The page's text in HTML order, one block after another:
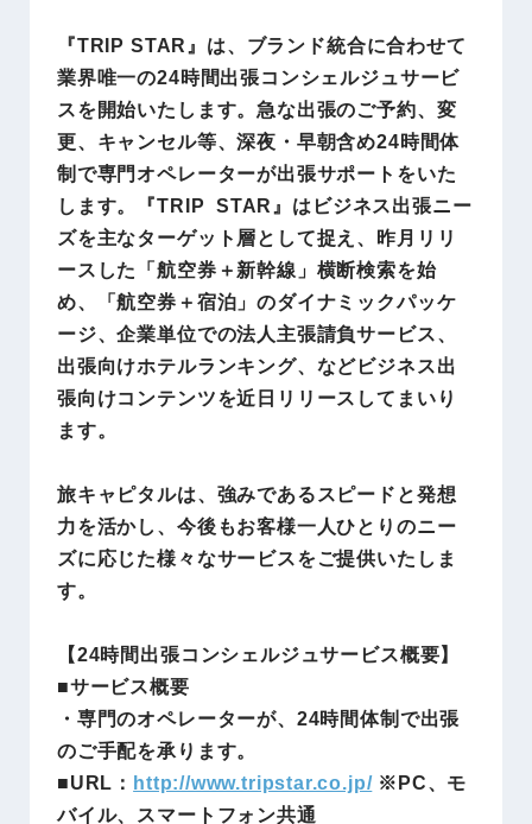
『TRIP STAR』は、ブランド統合に合わせて
業界唯一の24時間出張コンシェルジュサービ
スを開始いたします。急な出張のご予約、変
更、キャンセル等、深夜・早朝含め24時間体
制で専門オペレーターが出張サポートをいた
します。『TRIP STAR』はビジネス出張ニー
ズを主なターゲット層として捉え、昨月リリ
ースした「航空券＋新幹線」横断検索を始
め、「航空券＋宿泊」のダイナミックパッケ
ージ、企業単位での法人主張請負サービス、
出張向けホテルランキング、などビジネス出
張向けコンテンツを近日リリースしてまいり
ます。
旅キャピタルは、強みであるスピードと発想
力を活かし、今後もお客様一人ひとりのニー
ズに応じた様々なサービスをご提供いたしま
す。
【24時間出張コンシェルジュサービス概要】
■サービス概要
・専門のオペレーターが、24時間体制で出張
のご手配を承ります。
■URL： http://www.tripstar.co.jp/※PC、モ
バイル、スマートフォン共通